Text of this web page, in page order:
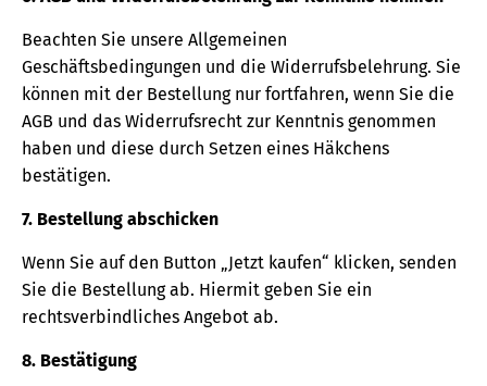
Beachten Sie unsere Allgemeinen
Geschäftsbedingungen und die Widerrufsbelehrung. Sie
können mit der Bestellung nur fortfahren, wenn Sie die
AGB und das Widerrufsrecht zur Kenntnis genommen
haben und diese durch Setzen eines Häkchens
bestätigen.
7. Bestellung abschicken
Wenn Sie auf den Button „Jetzt kaufen“ klicken, senden
Sie die Bestellung ab. Hiermit geben Sie ein
rechtsverbindliches Angebot ab.
8. Bestätigung